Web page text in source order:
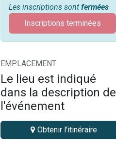
Les inscriptions sont fermées
Inscriptions terminées
EMPLACEMENT
Le lieu est indiqué
dans la description de
l'événement
Obtenir l'itinéraire